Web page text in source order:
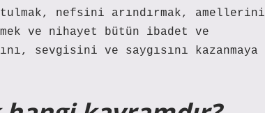
nefsini arındırmak, amellerini
ve nihayet bütün ibadet ve
sevgisini ve saygısını kazanmaya